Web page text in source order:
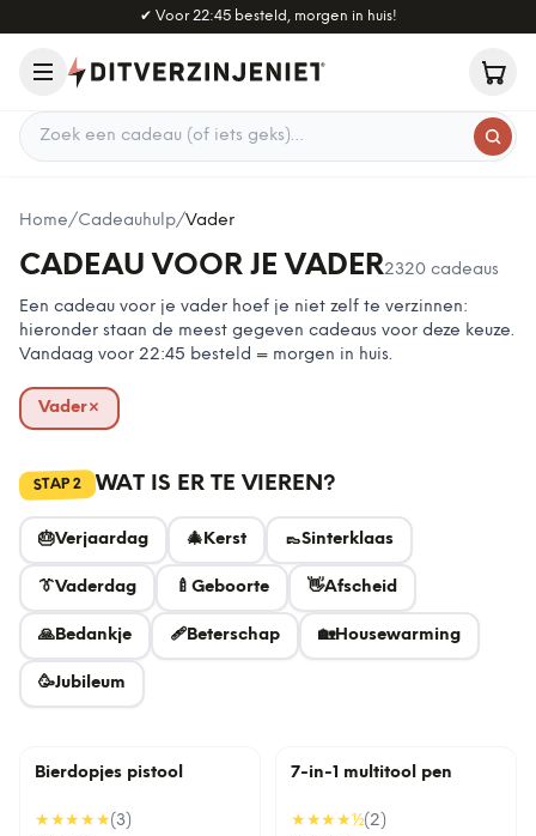
Naar hoofdinhoud
✔ Voor 22:45 besteld, morgen in huis!
Zoek een cadeau
Home/Cadeauhulp/Vader
CADEAU VOOR JE VADER2320 cadeaus
Een cadeau voor je vader hoef je niet zelf te verzinnen:
hieronder staan de meest gegeven cadeaus voor deze keuze.
Vandaag voor 22:45 besteld = morgen in huis.
Vader×
verwijderen
STAP2 WAT IS ER TE VIEREN?
🎂Verjaardag 🎄Kerst 👞Sinterklaas
👔Vaderdag 🍼 Geboorte 👋Afscheid
🙏Bedankje 🩹Beterschap 🏡Housewarming
🥳Jubileum
Bierdopjes pistool
★★★★★(3)
7-in-1 multitool pen
★★★★½(2 )